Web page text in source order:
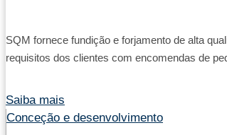
SQM fornece fundição e forjamento de alta
requisitos dos clientes com encomendas de
Saiba mais
Conceção e desenvolvimento